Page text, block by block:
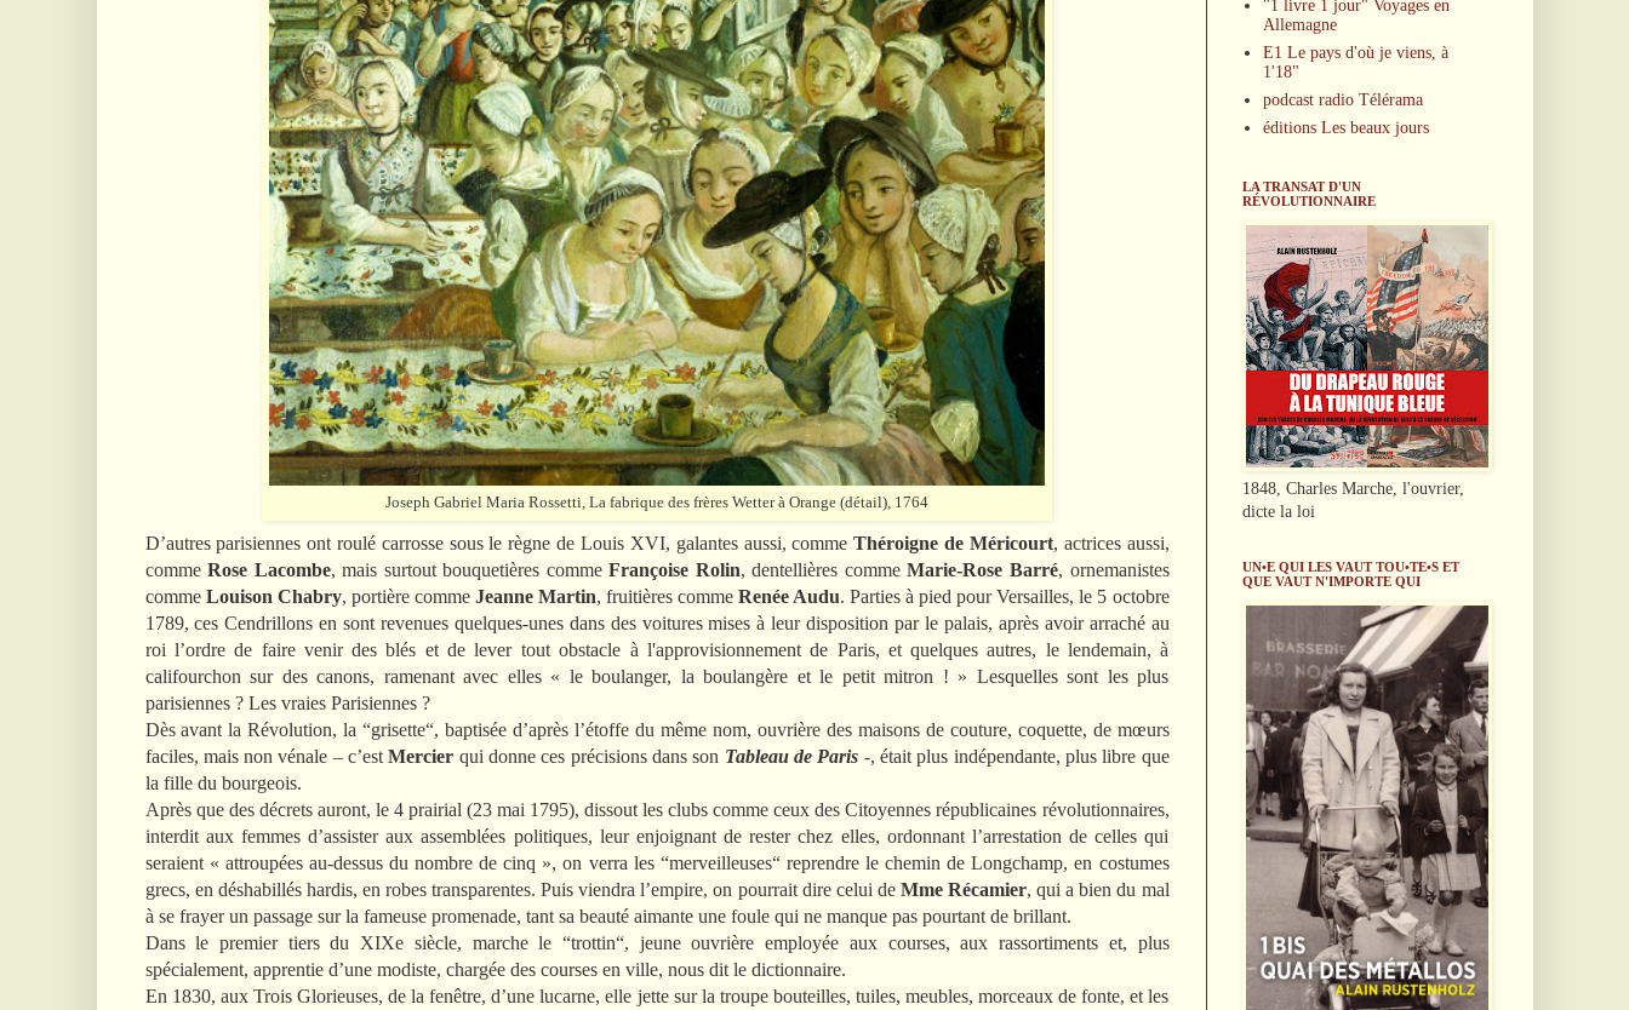
Joseph Gabriel Maria Rossetti, La fabrique des frères Wetter à Orange (détail), 1764
D’autres parisiennes ont roulé carrosse sous le règne de Louis XVI, galantes aussi, commeThéroigne de Méricourt, actrices aussi,
commeRose Lacombe, mais surtout bouquetières commeFrançoise Rolin, dentellières commeMarie-Rose Barré, ornemanistes
comme Louison Chabry, portière comme Jeanne Martin, fruitières commeRenée Audu. Parties à pied pour Versailles, le 5 octobre
1789, ces Cendrillons en sont revenues quelques-unes dans des voitures mises à leur disposition par le palais, après avoir arraché au
roi l’ordre de faire venir des blés et de lever tout obstacle à l'approvisionnement de Paris, et quelques autres, le lendemain, à
califourchon sur des canons, ramenant avec elles « le boulanger, la boulangère et le petit mitron ! » Lesquelles sont les plus
parisiennes ? Les vraies Parisiennes ?
Dès avant la Révolution, la “grisette“, baptisée d’après l’étoffe du même nom, ouvrière des maisons de couture, coquette, de mœurs
faciles, mais non vénale – c’estMercier qui donne ces précisions dans son Tableau de Paris -, était plus indépendante, plus libre que
la fille du bourgeois.
Après que des décrets auront, le 4 prairial (23 mai 1795), dissout les clubs comme ceux des Citoyennes républicaines révolutionnaires,
interdit aux femmes d’assister aux assemblées politiques, leur enjoignant de rester chez elles, ordonnant l’arrestation de celles qui
seraient « attroupées au-dessus du nombre de cinq », on verra les “merveilleuses“ reprendre le chemin de Longchamp, en costumes
grecs, en déshabillés hardis, en robes transparentes. Puis viendra l’empire, on pourrait dire celui de Mme Récamier, qui a bien du mal
à se frayer un passage sur la fameuse promenade, tant sa beauté aimante une foule qui ne manque pas pourtant de brillant.
Dans le premier tiers du XIXe siècle, marche le “trottin“, jeune ouvrière employée aux courses, aux rassortiments et, plus
spécialement, apprentie d’une modiste, chargée des courses en ville, nous dit le dictionnaire.
En 1830, aux Trois Glorieuses, de la fenêtre, d’une lucarne, elle jette sur la troupe bouteilles, tuiles, meubles, morceaux de fonte, et les
"1 livre 1 jour" Voyages en
Allemagne
E1 Le pays d'où je viens, à
1'18"
podcast radio Télérama
éditions Les beaux jours
LA TRANSAT D'UN
RÉVOLUTIONNAIRE
1848, Charles Marche, l'ouvrier,
dicte la loi
UN•E QUI LES VAUT TOU•TE•S ET
QUE VAUT N'IMPORTE QUI